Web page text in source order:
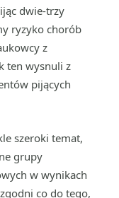
dwie-trzy
ryzyko chorób
z
ten wysnuli z
pijących
szeroki temat,
grupy
w wynikach
co do tego,